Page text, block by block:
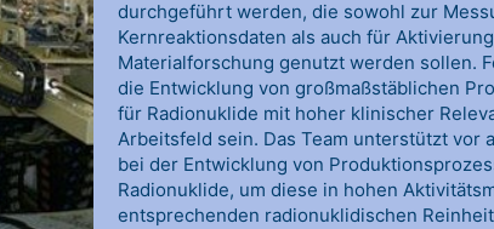
durchgeführt werden, die sowohl zur
Kernreaktionsdaten als auch für
Materialforschung genutzt werden sollen.
die Entwicklung von großmaßstäblichen
für Radionuklide mit hoher klinischer
Arbeitsfeld sein. Das Team unterstützt vor
bei der Entwicklung von
Radionuklide, um diese in hohen
entsprechenden radionuklidischen